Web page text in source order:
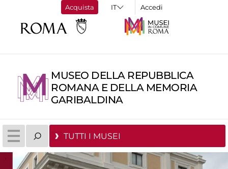
Acquista Accedi
MUSEO DELLA REPUBBLICA
ROMANA E DELLA MEMORIA
GARIBALDINA
TUTTI I MUSEI